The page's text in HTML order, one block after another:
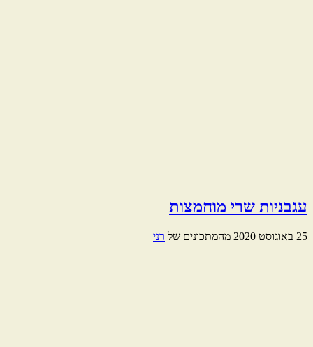
עגבניות שרי מוחמצות
25 באוגוסט 2020 מהמתכונים של רני